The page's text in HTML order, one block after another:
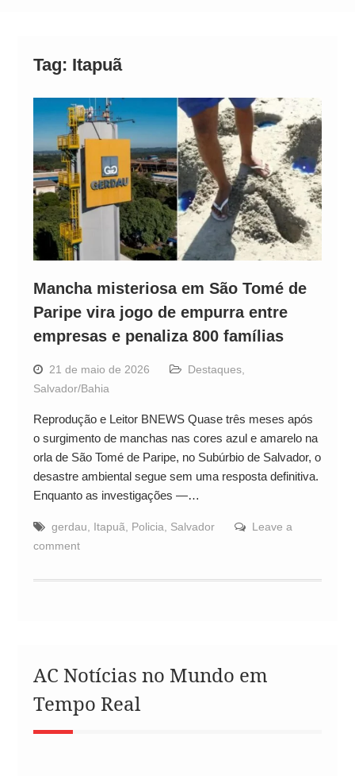
Tag: Itapuã
Mancha misteriosa em São Tomé de
Paripe vira jogo de empurra entre
empresas e penaliza 800 famílias
21 de maio de 2026 Destaques,
Salvador/Bahia
Reprodução e Leitor BNEWS Quase três meses após
o surgimento de manchas nas cores azul e amarelo na
orla de São Tomé de Paripe, no Subúrbio de Salvador, o
desastre ambiental segue sem uma resposta definitiva.
Enquanto as investigações —…
gerdau, Itapuã, Policia, Salvador
Leave a
comment
AC Notícias no Mundo em
Tempo Real